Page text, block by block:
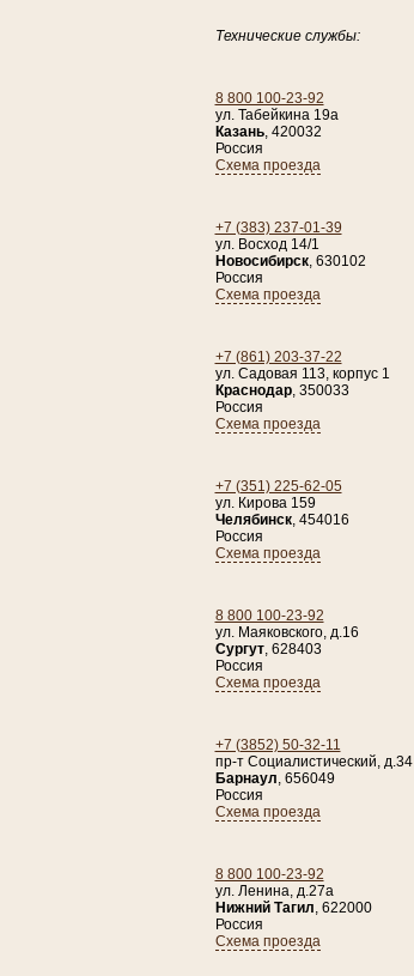
Технические службы:
8 800 100-23-92
ул. Табейкина 19а
Казань, 420032
Россия
Схема проезда
+7 (383) 237-01-39
ул. Восход 14/1
Новосибирск, 630102
Россия
Схема проезда
+7 (861) 203-37-22
ул. Садовая 113, корпус 1
Краснодар, 350033
Россия
Схема проезда
+7 (351) 225-62-05
ул. Кирова 159
Челябинск, 454016
Россия
Схема проезда
8 800 100-23-92
ул. Маяковского, д.16
Сургут, 628403
Россия
Схема проезда
+7 (3852) 50-32-11
пр-т Социалистический, д.34
Барнаул, 656049
Россия
Схема проезда
8 800 100-23-92
ул. Ленина, д.27а
Нижний Тагил, 622000
Россия
Схема проезда